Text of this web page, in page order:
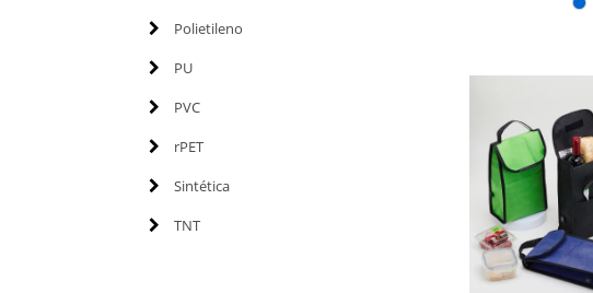
Polietileno
PU
PVC
rPET
Sintética
TNT